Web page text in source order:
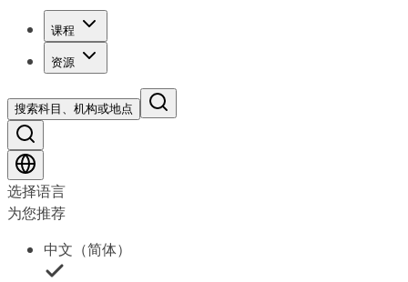
课程
资源
搜索科目、机构或地点
选择语言
为您推荐
中文（简体）